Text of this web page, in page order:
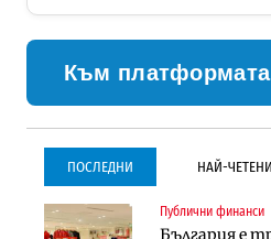
Към
ПОСЛЕДНИ НАЙ-ЧЕТЕНИ
Публични финанси
България е
Градоустройство
Столична
Инфраструктура